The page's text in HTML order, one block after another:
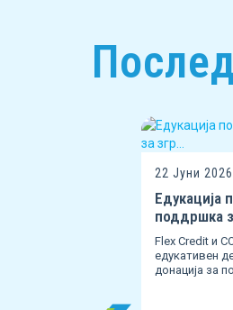
22 Јуни 2026
Едукација
поддршка
Flex Credit и
едукативен
донација за